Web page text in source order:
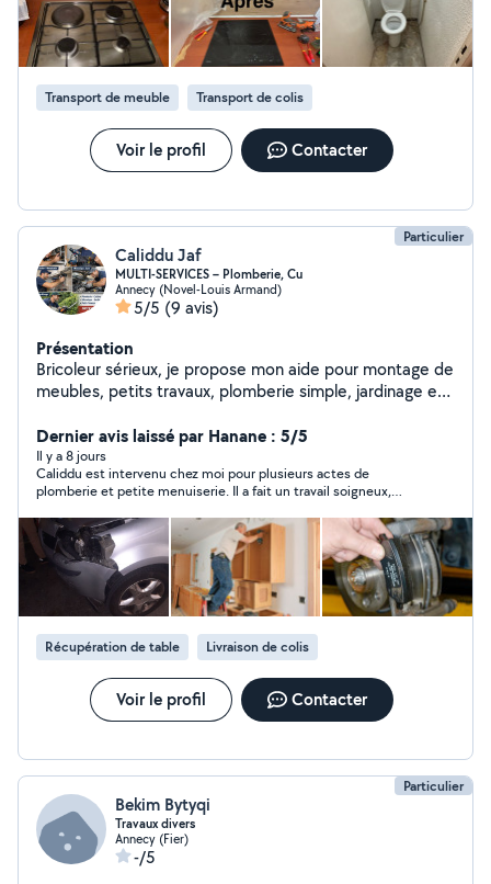
Transport de meuble Transport de colis
Voir le profil Contacter
Particulier
Caliddu Jaf
MULTI-SERVICES – Plomberie, Cu
Annecy (Novel-Louis Armand)
5/5 (9 avis)
Présentation
Bricoleur sérieux, je propose mon aide pour montage de
meubles, petits travaux, plomberie simple, jardinage et
Dernier avis laissé par Hanane : 5/5
Il y a 8 jours
Caliddu est intervenu chez moi pour plusieurs actes de
plomberie et petite menuiserie. Il a fait un travail soigneux,
pour ses compétences et son comportement respectueux.
Récupération de table Livraison de colis
Voir le profil Contacter
Particulier
Bekim Bytyqi
Travaux divers
Annecy (Fier)
-/5